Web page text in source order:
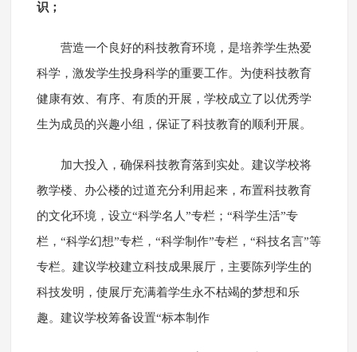
识；
营造一个良好的科技教育环境，是培养学生热爱
科学，激发学生投身科学的重要工作。为使科技教育
健康有效、有序、有质的开展，学校成立了以优秀学
生为成员的兴趣小组，保证了科技教育的顺利开展。
加大投入，确保科技教育落到实处。建议学校将
教学楼、办公楼的过道充分利用起来，布置科技教育
的文化环境，设立“科学名人”专栏；“科学生活”专
栏，“科学幻想”专栏，“科学制作”专栏，“科技名言”等
专栏。建议学校建立科技成果展厅，主要陈列学生的
科技发明，使展厅充满着学生永不枯竭的梦想和乐
趣。建议学校筹备设置“标本制作